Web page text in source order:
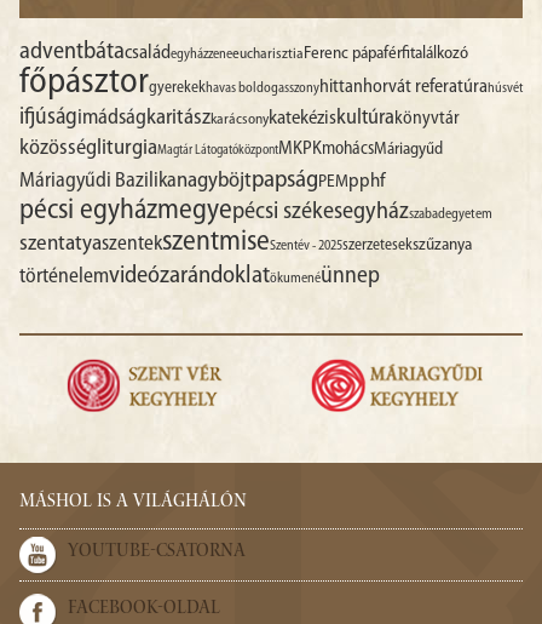
adventbátacsaládegyházzeneeucharisztiaFerenc pápaférfitalálkozó
főpásztorgyerekekhavas boldogasszonyhittanhorvát referatúrahúsvét
ifjúságimádságkaritászkarácsonykatekéziskultúrakönyvtár
közösségliturgiaMagtár LátogatóközpontMKPKmohácsMáriagyűd
Máriagyűdi BazilikanagyböjtpapságPEMpphf
pécsi egyházmegyepécsi székesegyházszabadegyetem
szentatyaszentekszentmiseSzentév - 2025szerzetesekszűzanya
történelemvideózarándoklatökumenéünnep
MÁSHOL IS A VILÁGHÁLÓN
YOUTUBE-CSATORNA
FACEBOOK-OLDAL